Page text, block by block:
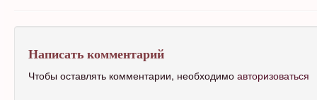
Написать комментарий
Чтобы оставлять комментарии, необходимо авторизоваться